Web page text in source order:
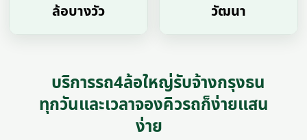
ล้อบางวัว
วัฒนา
บริการรถ4ล้อใหญ่รับจ้างกรุงธน
ทุกวันและเวลาจองคิวรถก็ง่ายแสน
ง่าย